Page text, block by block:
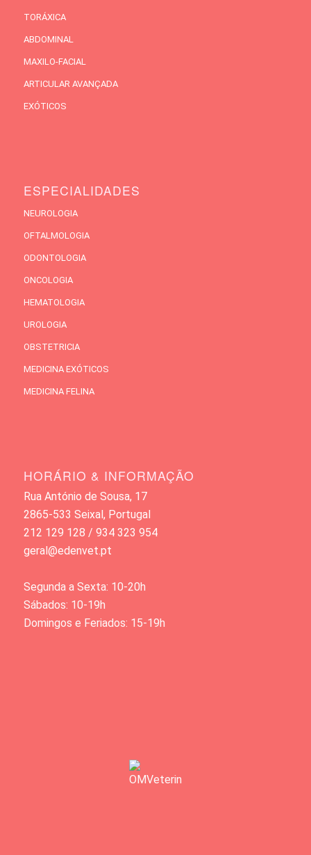
TORÁXICA
ABDOMINAL
MAXILO-FACIAL
ARTICULAR AVANÇADA
EXÓTICOS
ESPECIALIDADES
NEUROLOGIA
OFTALMOLOGIA
ODONTOLOGIA
ONCOLOGIA
HEMATOLOGIA
UROLOGIA
OBSTETRICIA
MEDICINA EXÓTICOS
MEDICINA FELINA
HORÁRIO & INFORMAÇÃO
Rua António de Sousa, 17
2865-533 Seixal, Portugal
212 129 128 / 934 323 954
geral@edenvet.pt
Segunda a Sexta: 10-20h
Sábados: 10-19h
Domingos e Feriados: 15-19h